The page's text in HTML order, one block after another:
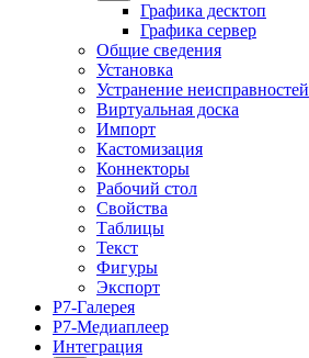
Графика десктоп
Графика сервер
Общие сведения
Установка
Устранение неисправностей
Виртуальная доска
Импорт
Кастомизация
Коннекторы
Рабочий стол
Свойства
Таблицы
Текст
Фигуры
Экспорт
Р7-Галерея
Р7-Медиаплеер
Интеграция